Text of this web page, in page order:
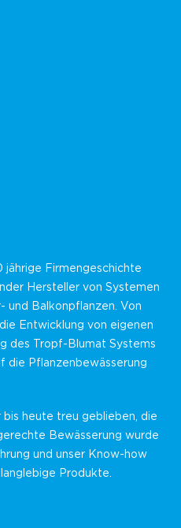
jährige Firmengeschichte
Hersteller von Systemen
und Balkonpflanzen. Von
Entwicklung von eigenen
des Tropf-Blumat Systems
die Pflanzenbewässerung
bis heute treu geblieben, die
Bewässerung wurde
und unser Know-how
Produkte.